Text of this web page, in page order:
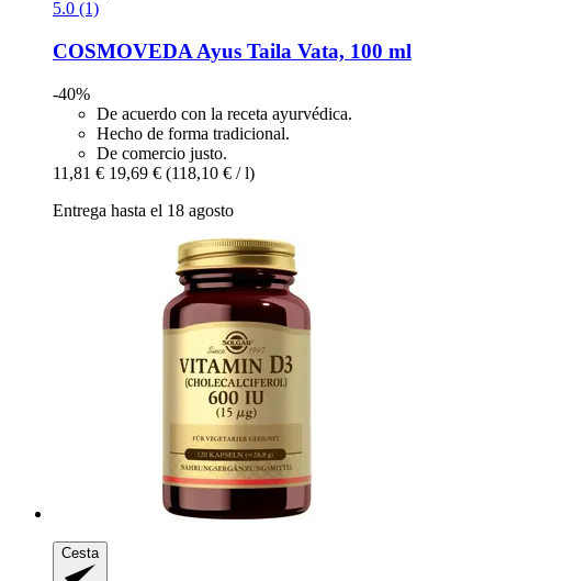
5.0 (1)
COSMOVEDA Ayus Taila Vata, 100 ml
-40%
De acuerdo con la receta ayurvédica.
Hecho de forma tradicional.
De comercio justo.
11,81 € 19,69 € (118,10 € / l)
Entrega hasta el 18 agosto
Cesta